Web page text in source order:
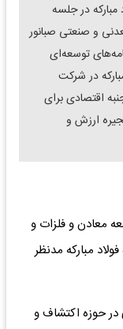
در جلسه
و صنعتی صبانور
توسعه‌ای
در شرکت
اقتصادی برای
ارزش و
معادن و فلزات و
مبارکه مدنظر
در حوزه اکتشاف و